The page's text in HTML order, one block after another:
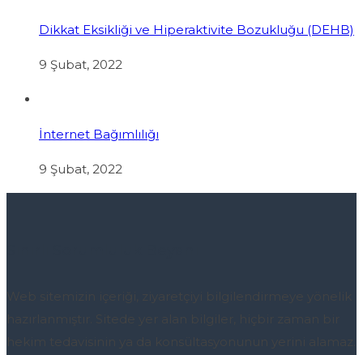
Dikkat Eksikliği ve Hiperaktivite Bozukluğu (DEHB)
9 Şubat, 2022
İnternet Bağımlılığı
9 Şubat, 2022
Web sitemizin içeriği, ziyaretçiyi bilgilendirmeye yönelik
hazırlanmıştır. Sitede yer alan bilgiler, hiçbir zaman bir
hekim tedavisinin ya da konsültasyonunun yerini alamaz.